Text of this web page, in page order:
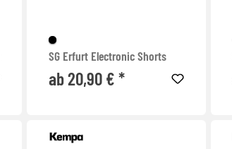
SG Erfurt Electronic Shorts
ab 20,90 € *